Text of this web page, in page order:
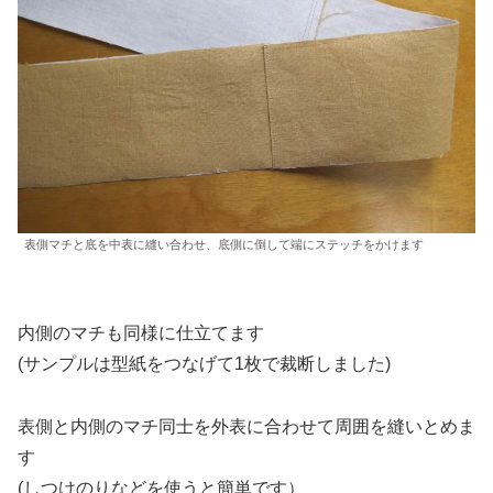
表側マチと底を中表に縫い合わせ、底側に倒して端にステッチをかけます
内側のマチも同様に仕立てます
(サンプルは型紙をつなげて1枚で裁断しました)
表側と内側のマチ同士を外表に合わせて周囲を縫いとめま
す
(しつけのりなどを使うと簡単です）